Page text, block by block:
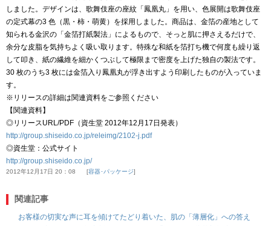
しました。デザインは、歌舞伎座の座紋「鳳凰丸」を用い、色展開は歌舞伎座
の定式幕の3 色（黒・柿・萌黄）を採用しました。商品は、金箔の産地として
知られる金沢の「金箔打紙製法」によるもので、そっと肌に押さえるだけで、
余分な皮脂を気持ちよく吸い取ります。特殊な和紙を箔打ち機で何度も繰り返
して叩き、紙の繊維を細かくつぶして極限まで密度を上げた独自の製法です。
30 枚のうち3 枚には金箔入り鳳凰丸が浮き出すよう印刷したものが入っていま
す。
※リリースの詳細は関連資料をご参照ください
【関連資料】
◎リリースURL/PDF（資生堂 2012年12月17日発表）
http://group.shiseido.co.jp/releimg/2102-j.pdf
◎資生堂：公式サイト
http://group.shiseido.co.jp/
2012年12月17日 20：08 容器･パッケージ
関連記事
お客様の切実な声に耳を傾けてたどり着いた、肌の「薄層化」への答え